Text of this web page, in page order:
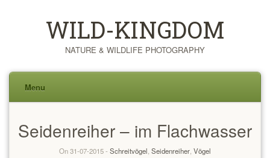
WILD-KINGDOM
NATURE & WILDLIFE PHOTOGRAPHY
Menu
Skip
to
content
Seidenreiher – im Flachwasser
On 31-07-2015 - Schreitvögel Seidenreiher Vögel